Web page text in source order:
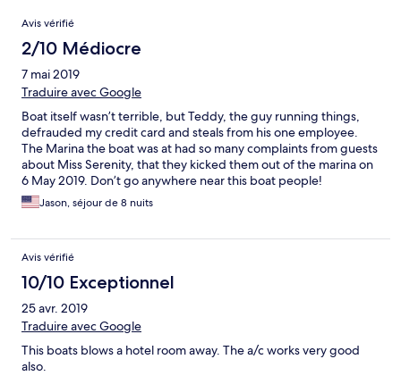
Avis
Avis vérifié
2/10 Médiocre
7 mai 2019
Traduire avec Google
Boat itself wasn’t terrible, but Teddy, the guy running things,
defrauded my credit card and steals from his one employee.
The Marina the boat was at had so many complaints from guests
about Miss Serenity, that they kicked them out of the marina on
6 May 2019. Don’t go anywhere near this boat people!
Jason, séjour de 8 nuits
Avis vérifié
10/10 Exceptionnel
25 avr. 2019
Traduire avec Google
This boats blows a hotel room away. The a/c works very good
also.